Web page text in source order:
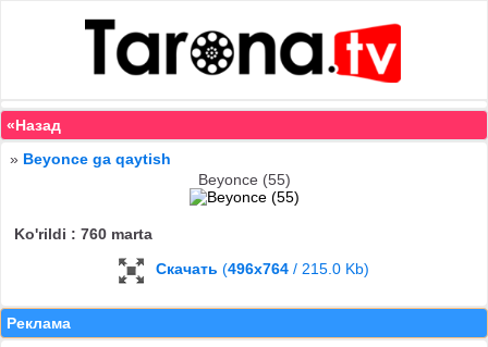
«Назад
» Beyonce ga qaytish
Beyonce (55)
Ko'rildi : 760 marta
Скачать (496x764 / 215.0 Kb)
Реклама